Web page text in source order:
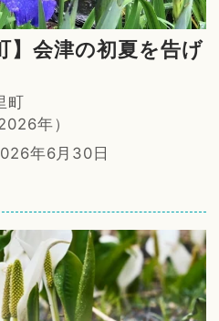
】会津の初夏を告げ
町
年）
年6月30日